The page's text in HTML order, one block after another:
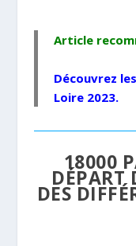
Article
Découvrez les
Loire 2023.
18000
DÉPART
DES